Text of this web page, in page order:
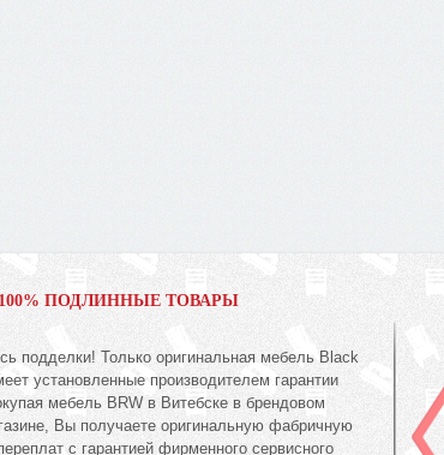
100% ПОДЛИННЫЕ ТОВАРЫ
подделки! Только оригинальная мебель Black
установленные производителем гарантии
мебель BRW в Витебске в брендовом
Вы получаете оригинальную фабричную
с гарантией фирменного сервисного